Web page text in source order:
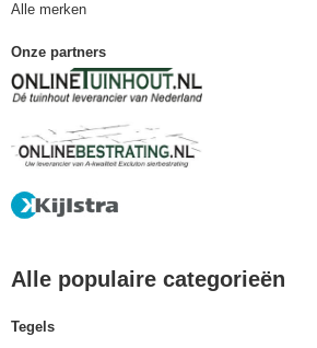
Alle merken
Onze partners
Alle populaire categorieën
Tegels